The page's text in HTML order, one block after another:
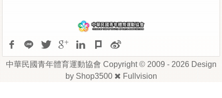
中華民國青年體育運動協會 Copyright © 2009 - 2026 Design
byShop3500 Fullvision